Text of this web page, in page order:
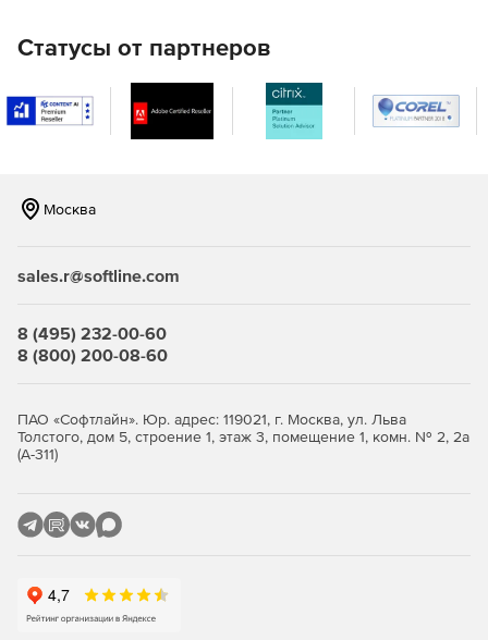
обновлений безопасности;
фиксация и контроль исполняемых файлов и
настройка параметров безопасности в соответствие с
формирование отчетов о соответствии
программ.
Статусы от партнеров
Москва
sales.r@softline.com
8 (495) 232-00-60
8 (800) 200-08-60
ПАО «Софтлайн». Юр. адрес: 119021, г. Москва, ул. Льва
Толстого, дом 5, строение 1, этаж 3, помещение 1, комн. № 2, 2а
(А-311)